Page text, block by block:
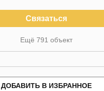
Связаться
Ещё 791 объект
ДОБАВИТЬ В ИЗБРАННОЕ